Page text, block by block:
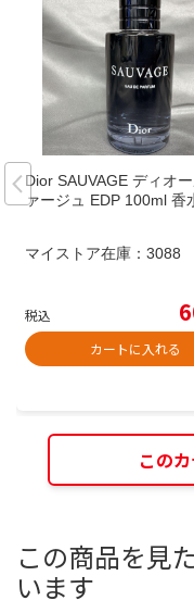
Dior SAUVAGE ディオ
ァージュ EDP 100ml 香
マイストア在庫： 3088
税込
カートに入れる
この
この商品を見
います